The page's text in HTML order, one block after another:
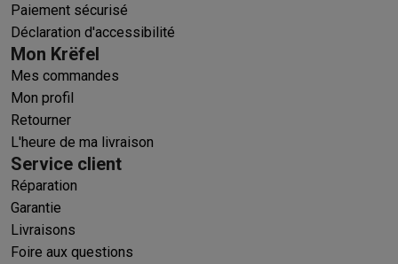
Paiement sécurisé
Déclaration d'accessibilité
Mon Krëfel
Mes commandes
Mon profil
Retourner
L'heure de ma livraison
Service client
Réparation
Garantie
Livraisons
Foire aux questions